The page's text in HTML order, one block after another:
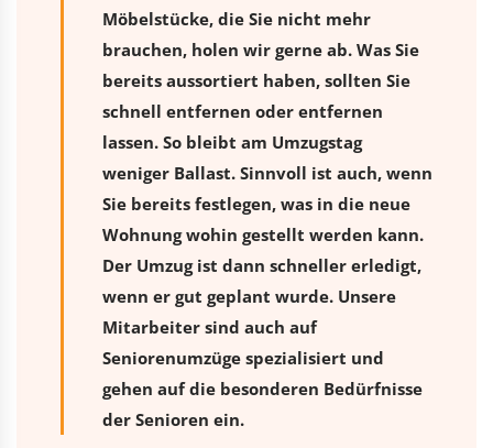
Möbelstücke, die Sie nicht mehr
brauchen, holen wir gerne ab. Was Sie
bereits aussortiert haben, sollten Sie
schnell entfernen oder entfernen
lassen. So bleibt am Umzugstag
weniger Ballast. Sinnvoll ist auch, wenn
Sie bereits festlegen, was in die neue
Wohnung wohin gestellt werden kann.
Der Umzug ist dann schneller erledigt,
wenn er gut geplant wurde. Unsere
Mitarbeiter sind auch auf
Seniorenumzüge spezialisiert und
gehen auf die besonderen Bedürfnisse
der Senioren ein.